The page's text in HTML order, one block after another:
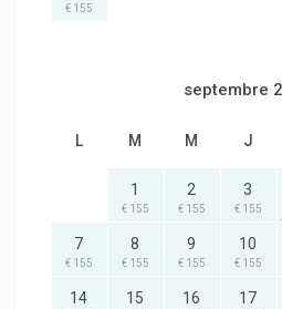
€ 155
septembre
L M M J
1
€ 155
2
€ 155
3
€ 155
7
€ 155
8
€ 155
9
€ 155
10
€ 155
14 15 16 17